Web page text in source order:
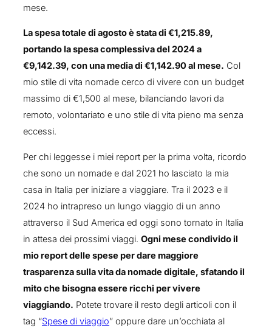
mese.
La spesa totale di agosto è stata di €1,215.89,
portando la spesa complessiva del 2024 a
€9,142.39, con una media di €1,142.90 al mese. Col
mio stile di vita nomade cerco di vivere con un budget
massimo di €1,500 al mese, bilanciando lavori da
remoto, volontariato e uno stile di vita pieno ma senza
eccessi.
Per chi leggesse i miei report per la prima volta, ricordo
che sono un nomade e dal 2021 ho lasciato la mia
casa in Italia per iniziare a viaggiare. Tra il 2023 e il
2024 ho intrapreso un lungo viaggio di un anno
attraverso il Sud America ed oggi sono tornato in Italia
in attesa dei prossimi viaggi. Ogni mese condivido il
mio report delle spese per dare maggiore
trasparenza sulla vita da nomade digitale, sfatando il
mito che bisogna essere ricchi per vivere
viaggiando. Potete trovare il resto degli articoli con il
tag “Spese di viaggio” oppure dare un’occhiata al